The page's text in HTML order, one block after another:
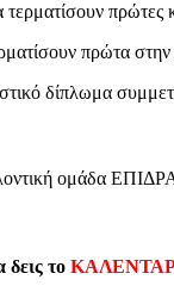
τερματίσουν
πρώτα στην
δίπλωμα
ομάδα
δεις το